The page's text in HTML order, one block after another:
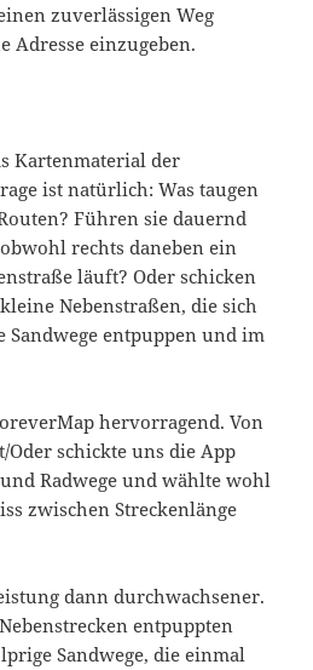
zuverlässigen Weg
Adresse einzugeben.
Kartenmaterial der
ist natürlich: Was taugen
Führen sie dauernd
rechts daneben ein
läuft? Oder schicken
Nebenstraßen, die sich
Sandwege entpuppen und im
hervorragend. Von
schickte uns die App
Radwege und wählte wohl
zwischen Streckenlänge
dann durchwachsener.
entpuppten
Sandwege, die einmal